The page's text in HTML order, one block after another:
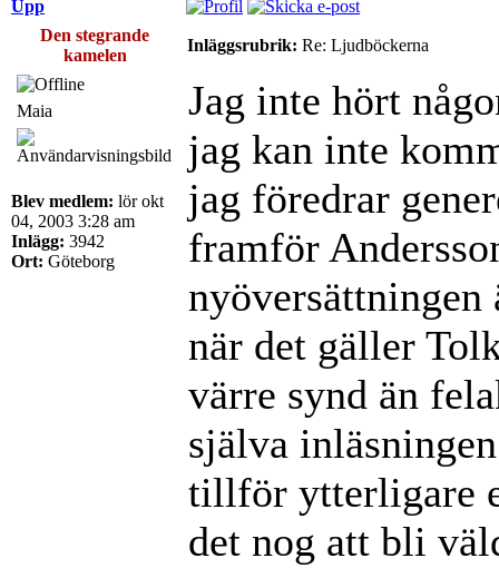
Upp
Den stegrande
kamelen
Inläggsrubrik: Re: Ljudböckerna
Maia
Blev medlem: lör okt
04, 2003 3:28 am
Inlägg: 3942
Ort: Göteborg
Jag inte hört
jag kan inte
jag föredrar
framför
nyöversättningen
när det gäller
värre synd än
själva
tillför ytterligare
det nog att bli